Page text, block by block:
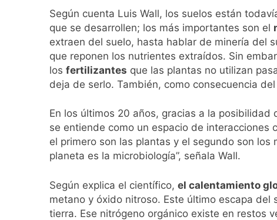
La Línea 148 pasó a
Según cuenta Luis Wall, los suelos están
que se desarrollen; los más importantes son el
extraen del suelo, hasta hablar de minería del
que reponen los nutrientes extraídos. Sin
los fertilizantes que las plantas no utilizan
deja de serlo. También, como consecuencia
En los últimos 20 años, gracias a la
se entiende como un espacio de interacciones
el primero son las plantas y el segundo son
planeta es la microbiología”, señala Wall.
Según explica el científico, el calentamiento
metano y óxido nitroso. Este último escapa
tierra. Ese nitrógeno orgánico existe en restos